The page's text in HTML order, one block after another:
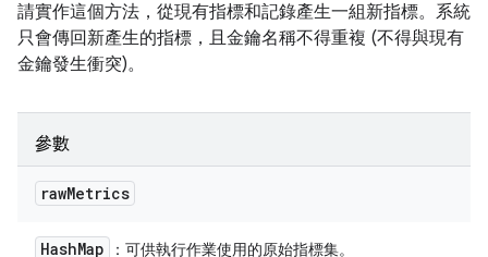
請實作這個方法，從現有指標和記錄產生一組新指標。系統
只會傳回新產生的指標，且金鑰名稱不得重複 (不得與現有
金鑰發生衝突)。
參數
rawMetrics
HashMap ：可供執行作業使用的原始指標集。